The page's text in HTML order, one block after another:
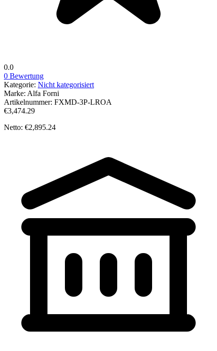
0.0
0 Bewertung
Kategorie: Nicht kategorisiert
Marke: Alfa Forni
Artikelnummer: FXMD-3P-LROA
€3,474.29
Netto: €2,895.24